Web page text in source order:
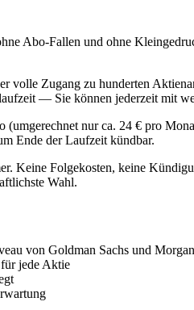
Abo-Fallen und ohne
volle Zugang zu hunderten
— Sie können jederzeit mit
(umgerechnet nur ca. 24 € pro
Ende der Laufzeit kündbar.
Keine Folgekosten, keine
Wahl.
von Goldman Sachs und
jede Aktie